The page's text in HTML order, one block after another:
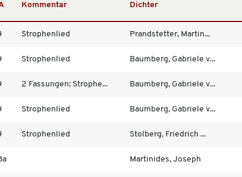
Kommentar Dichter
Strophenlied Prandstetter, Martin...
Strophenlied Baumberg, Gabriele v...
2 Fassungen; Strophe... Baumberg, Gabriele v...
Strophenlied Baumberg, Gabriele v...
Strophenlied Stolberg, Friedrich ...
Martinides, Joseph